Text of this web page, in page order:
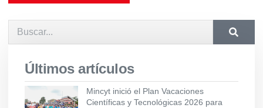
Últimos artículos
Mincyt inició el Plan Vacaciones
Científicas y Tecnológicas 2026 para